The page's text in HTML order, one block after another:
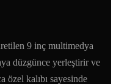
9 inç multimedya
düzgünce yerleştirir ve
özel kalıbı sayesinde